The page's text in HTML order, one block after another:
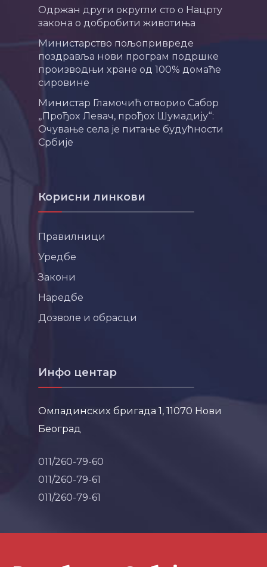
Одржан други округли сто о Нацрту
закона о добробити животиња
Министарство пољопривреде
поздравља нови програм подршке
производњи хране од 100% домаће
сировине
Министар Гламочић отворио Сабор
„Прођох Левач, прођох Шумадију“:
Очување села је питање будућности
Србије
Корисни линкови
Правилници
Уредбе
Закони
Наредбе
Дозволе и обрасци
Инфо центар
Омладинских бригада 1, 11070 Нови
Београд
011/260-79-60
011/260-79-61
011/260-79-61